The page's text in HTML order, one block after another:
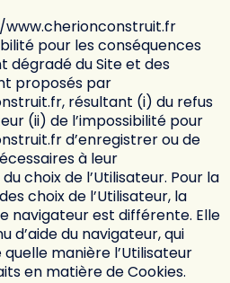
pour les conséquences
dégradé du Site et des
proposés par
, résultant (i) du refus
(ii) de l’impossibilité pour
d’enregistrer ou de
à leur
choix de l’Utilisateur. Pour la
choix de l’Utilisateur, la
navigateur est différente. Elle
d’aide du navigateur, qui
manière l’Utilisateur
en matière de Cookies.